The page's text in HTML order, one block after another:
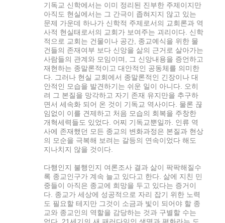
기독교 신학에서는 이미 정리된 진부한 주제이지만
아직도 현실에서는 그 간극이 좁혀지지 않고 있는
문제 가운데 하나가 신학적 주제로서의 교회론과 역
사적 현실태로서의 교회가 보여주는 괴리이다. 신학
적으로 교회는 건물이나 공간, 종교예식을 위한 물
건들의 존재여부 보다 신앙을 삶의 근거로 살아가는
사람들의 관계와 모임이며, 그 신앙내용을 증언하고
재현하는 종말론적이고 대안적인 공동체를 의미한
다. 그러나 현실 교회에서 종말론적인 긴장이나 대
안적인 모습을 발견하기는 쉬운 일이 아니다. 오히
려 그 본질을 망각하고 자기 존재 유지만을 추구하
면서 세속화 되어 온 것이 기독교 역사이다. 물론 끊
임없이 이를 견제하고 처음 모습의 회복을 주창한
개혁세력들도 있었다. 어찌 기독교뿐일까. 인류 역
사에 존재했던 모든 종교의 변화과정은 본질과 현상
의 모순을 극복해 보려는 갈등의 연속이었다 해도
지나치지 않을 것이다.
다행인지 불행인지 여론조사 결과 삶이 팍팍해질수
록 종교인구가 계속 늘고 있다고 한다. 삶에 지친 민
중들이 아직은 종교에 희망을 두고 있다는 증거이
다. 종교가 세상에 성공적으로 자리 잡기 위한 노력
도 필요할 테지만 그것이 소금과 빛이 되어야 할 종
교와 종교인의 역할을 감당하는 것과 구별할 수는
없다. 21세기의 새 패러다임인 생명과 평화라는 도